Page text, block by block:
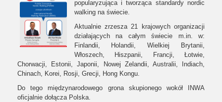
popularyzująca i tworząca standardy nordic
walking na świecie.
Aktualnie zrzesza 21 krajowych organizacji
działających na całym świecie m.in. w:
Finlandii, Holandii, Wielkiej Brytanii,
Włoszech, Hiszpanii, Francji, Łotwie,
Chorwacji, Estonii, Japonii, Nowej Zelandii, Australii, Indiach,
Chinach, Korei, Rosji, Grecji, Hong Kongu.
Do tego międzynarodowego grona skupionego wokół INWA
oficjalnie dołącza Polska.